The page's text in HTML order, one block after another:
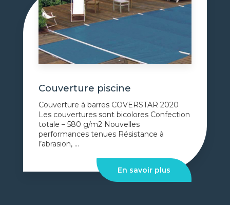
Couverture piscine
Couverture à barres COVERSTAR 2020
Les couvertures sont bicolores Confection
totale – 580 g/m2 Nouvelles
performances tenues Résistance à
l’abrasion, ...
En savoir plus